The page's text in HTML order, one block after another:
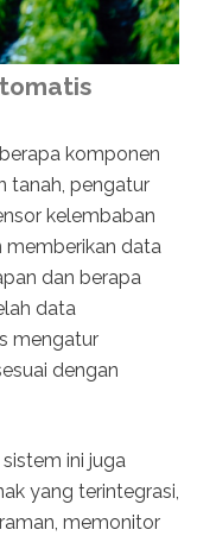
komponen
tanah, pengatur
kelembaban
memberikan data
dan berapa
data
mengatur
dengan
ini juga
yang terintegrasi,
memonitor